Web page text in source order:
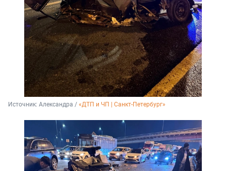
Источник: Александра / «ДТП и ЧП | Санкт-Петербург»